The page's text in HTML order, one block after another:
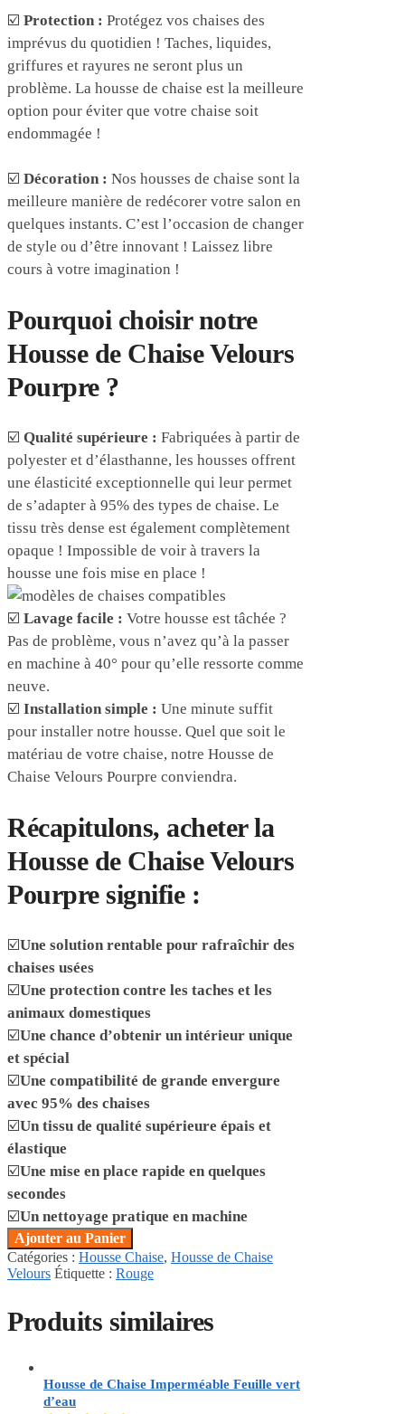
☑️ Protection : Protégez vos chaises des
imprévus du quotidien ! Taches, liquides,
griffures et rayures ne seront plus un
problème. La housse de chaise est la meilleure
option pour éviter que votre chaise soit
endommagée !
☑️ Décoration : Nos housses de chaise sont la
meilleure manière de redécorer votre salon en
quelques instants. C’est l’occasion de changer
de style ou d’être innovant ! Laissez libre
cours à votre imagination !
Pourquoi choisir notre
Housse de Chaise Velours
Pourpre ?
☑️ Qualité supérieure : Fabriquées à partir de
polyester et d’élasthanne, les housses offrent
une élasticité exceptionnelle qui leur permet
de s’adapter à 95% des types de chaise. Le
tissu très dense est également complètement
opaque ! Impossible de voir à travers la
housse une fois mise en place !
☑️ Lavage facile : Votre housse est tâchée ?
Pas de problème, vous n’avez qu’à la passer
en machine à 40° pour qu’elle ressorte comme
neuve.
☑️ Installation simple : Une minute suffit
pour installer notre housse. Quel que soit le
matériau de votre chaise, notre Housse de
Chaise Velours Pourpre conviendra.
Récapitulons, acheter la
Housse de Chaise Velours
Pourpre signifie :
☑️Une solution rentable pour rafraîchir des
chaises usées
☑️Une protection contre les taches et les
animaux domestiques
☑️Une chance d’obtenir un intérieur unique
et spécial
☑️Une compatibilité de grande envergure
avec 95% des chaises
☑️Un tissu de qualité supérieure épais et
élastique
☑️Une mise en place rapide en quelques
secondes
☑️Un nettoyage pratique en machine
Ajouter au Panier
Catégories : Housse Chaise, Housse de Chaise
Velours Étiquette : Rouge
Produits similaires
Housse de Chaise Imperméable Feuille vert
d’eau